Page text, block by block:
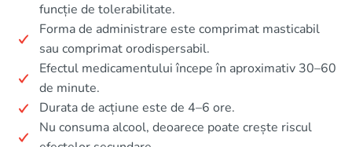
funcție de tolerabilitate.
Forma de administrare este comprimat masticabil
sau comprimat orodispersabil.
Efectul medicamentului începe în aproximativ 30–60
de minute.
Durata de acțiune este de 4–6 ore.
Nu consuma alcool, deoarece poate crește riscul